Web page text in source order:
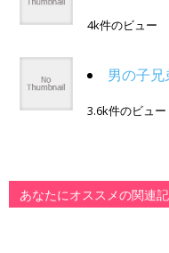
4k件のビュー
男の子兄
3.6k件のビュー
あなたにオススメの関連